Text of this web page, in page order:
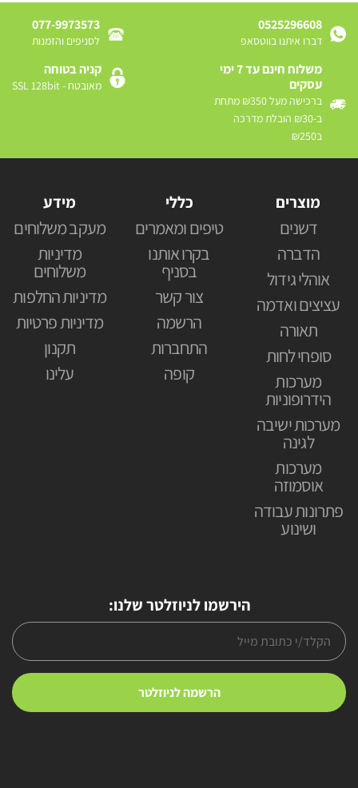
0525296608
דברו איתנו בווטסאפ
077-9973573
לסניפים והזמנות
משלוח חינם עד 7 ימי
עסקים
ברכישה מעל ₪350 מתחת
ב-₪30 הובלת מדרכה
ב₪250
קניה בטוחה
מאובטח - SSL 128bit
מוצרים
דשנים
הדברה
אוהלי גידול
עציצים ואדמה
תאורה
סופחי לחות
מערכות
הידרופוניות
מערכות ישיבה
לגינה
מערכות
אוסמוזה
פתרונות עבודה
ושינוע
כללי
טיפים ומאמרים
בקרו אותנו
בסניף
צור קשר
הרשמה
התחברות
קופה
מידע
מעקב משלוחים
מדיניות
משלוחים
מדיניות החלפות
מדיניות פרטיות
תקנון
עלינו
הירשמו לניוזלטר שלנו: